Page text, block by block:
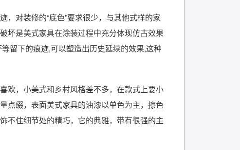
对装修的“底色”要求很少，与其他式样的家
坏是美式家具在涂装过程中充分体现仿古效果
留下的痕迹,可以塑造出历史延续的效果,这种
欢，小美式和乡村风格差不多，在款式上要小
点缀，表面美式家具的油漆以单色为主，擦色
不住细节处的精巧，它的典雅，带有很强的主